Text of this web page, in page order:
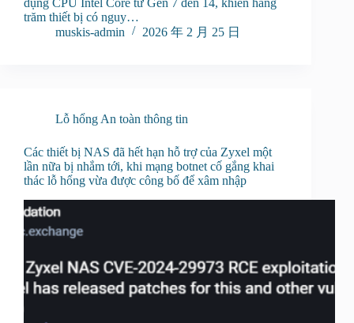
dụng CPU Intel Core từ Gen 7 đến 14, khiến hàng
trăm thiết bị có nguy…
muskis-admin
2026 年 2 月 25 日
Lỗ hổng An toàn thông tin
Các thiết bị NAS đã hết hạn hỗ trợ của Zyxel một
lần nữa bị nhắm tới, khi mạng botnet cố gắng khai
thác lỗ hổng vừa được công bố để xâm nhập